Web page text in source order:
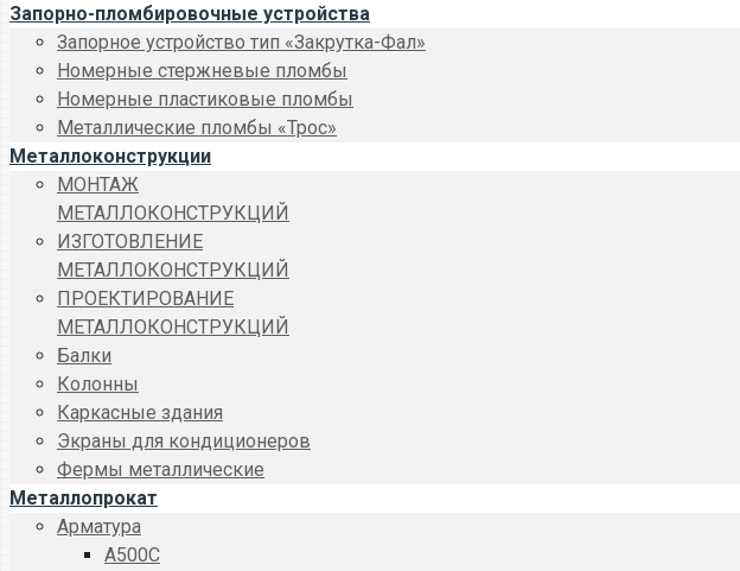
Запорно-пломбировочные устройства
Запорное устройство тип «Закрутка-Фал»
Номерные стержневые пломбы
Номерные пластиковые пломбы
Металлические пломбы «Трос»
Металлоконструкции
МОНТАЖ
МЕТАЛЛОКОНСТРУКЦИЙ
ИЗГОТОВЛЕНИЕ
МЕТАЛЛОКОНСТРУКЦИЙ
ПРОЕКТИРОВАНИЕ
МЕТАЛЛОКОНСТРУКЦИЙ
Балки
Колонны
Каркасные здания
Экраны для кондиционеров
Фермы металлические
Металлопрокат
Арматура
A500C